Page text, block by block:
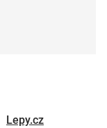
Lepy.cz